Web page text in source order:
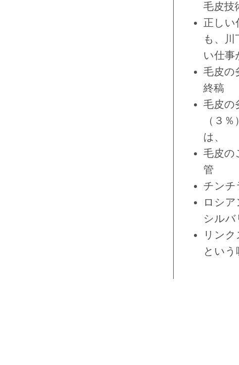
毛皮技
正しい
も、川
い仕事
毛皮
終稿
毛皮
（３
は、
毛皮の
管
チン
ロシ
シルバ
リン
という